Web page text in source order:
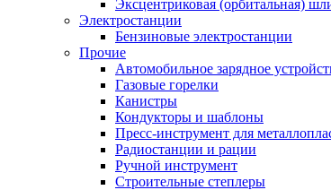
Эксцентриковая (орбитальная)
Электростанции
Бензиновые электростанции
Прочие
Автомобильное зарядное
Газовые горелки
Канистры
Кондукторы и шаблоны
Пресс-инструмент для
Радиостанции и рации
Ручной инструмент
Строительные степлеры